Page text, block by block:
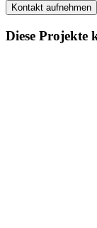
Kontakt aufnehmen
Diese Projekte